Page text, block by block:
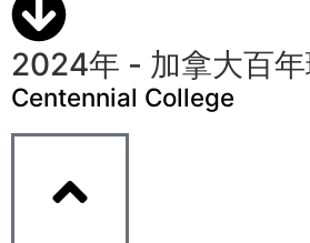
2024年 - 加拿大百
Centennial College